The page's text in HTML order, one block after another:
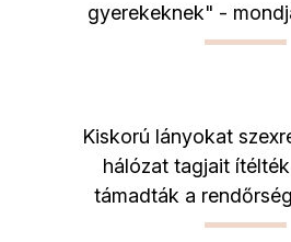
gyerekeknek" -
Kiskorú lányokat
hálózat tagjait
támadták a